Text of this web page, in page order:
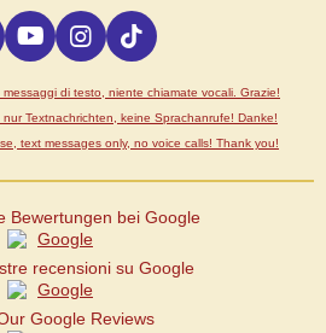
Y
u
T
u
e
I
s
t
a
r
m
T
k
T
o
di testo, niente chiamate vocali. Grazie!
Textnachrichten, keine Sprachanrufe! Danke!
text messages only, no voice calls! Thank you!
bei Google
recensioni su Google
Google Reviews